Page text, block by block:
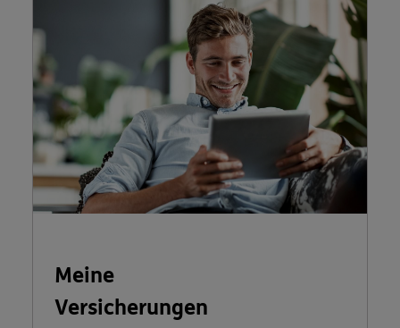
Meine
Versicherungen